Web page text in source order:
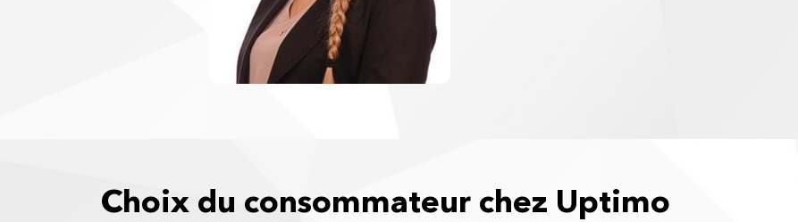
Choix du consommateur chez Uptimo